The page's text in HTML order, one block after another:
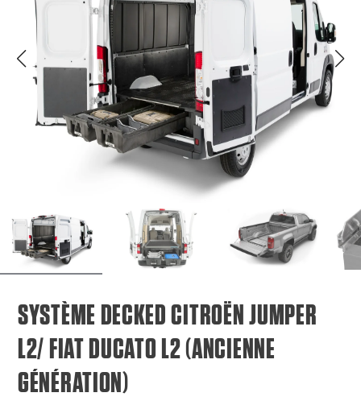
SYSTÈME DECKED CITROËN JUMPER
L2/ FIAT DUCATO L2 (ANCIENNE
GÉNÉRATION)